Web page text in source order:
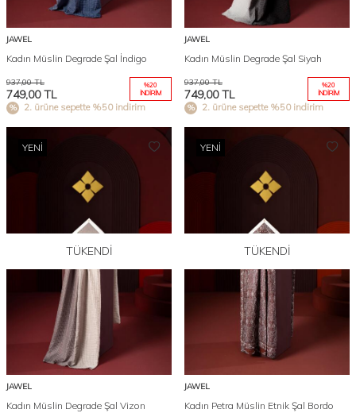
JAWEL
Kadın Müslin Degrade Şal İndigo
937,00TL
749,00TL
%20
İNDIRIM
2. ürüne sepette %50 indirim
JAWEL
Kadın Müslin Degrade Şal Siyah
937,00TL
749,00TL
%20
İNDIRIM
2. ürüne sepette %50 indirim
YENI
TÜKENDI
JAWEL
Kadın Müslin Degrade Şal Vizon
YENI
TÜKENDI
JAWEL
Kadın Petra Müslin Etnik Şal Bordo